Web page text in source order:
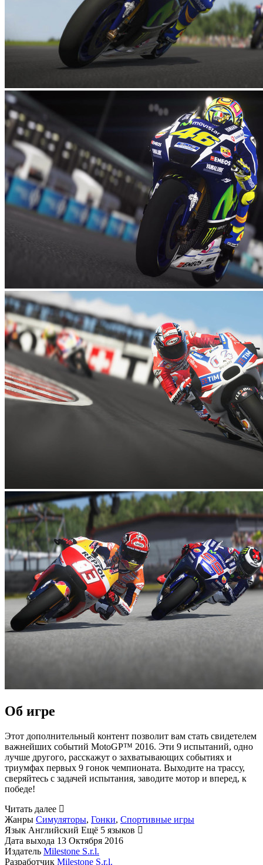
Об игре
Этот дополнительный контент позволит вам стать свидетелем
важнейших событий MotoGP™ 2016. Эти 9 испытаний, одно
лучше другого, расскажут о захватывающих событиях и
триумфах первых 9 гонок чемпионата. Выходите на трассу,
сверяйтесь с задачей испытания, заводите мотор и вперед, к
победе!
Читать далее
Жанры Симуляторы, Гонки, Спортивные игры
Язык Английский Ещё 5 языков
Дата выхода 13 Октября 2016
Издатель Milestone S.r.l.
Разработчик Milestone S.r.l.